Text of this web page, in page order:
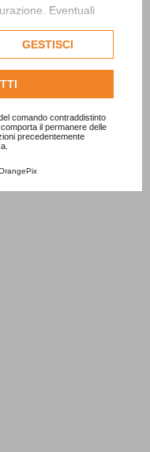
Eventuali
del consenso
GESTISCI
comando contraddistinto
il permanere delle
precedentemente